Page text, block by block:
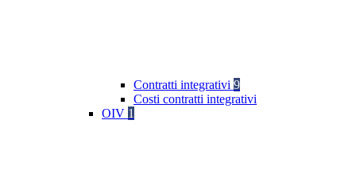
Contratti integrativi 9
Costi contratti integrativi
OIV 1